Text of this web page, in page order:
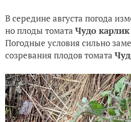
В середине августа погода
но плоды томата Чудо карлик
Погодные условия сильно
созревания плодов томата